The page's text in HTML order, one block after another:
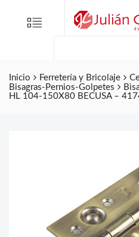
Menu
Inicio Ferretería y Bricolaje
Bisagras-Pernios-Golpetes
HL 104-150X80 BECUSA –
Folletos
Contacto